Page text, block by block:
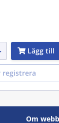
Lägg till
registrera
Om